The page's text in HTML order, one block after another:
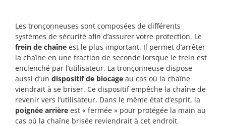
Les tronçonneuses sont composées de différents
systèmes de sécurité afin d’assurer votre protection. Le
frein de chaîne est le plus important. Il permet d’arrêter
la chaîne en une fraction de seconde lorsque le frein est
enclenché par l’utilisateur. La tronçonneuse dispose
aussi d’un dispositif de blocage au cas où la chaîne
viendrait à se briser. Ce dispositif empêche la chaîne de
revenir vers l’utilisateur. Dans le même état d’esprit, la
poignée arrière est « fermée » pour protégée la main au
cas où la chaîne brisée reviendrait à cet endroit.